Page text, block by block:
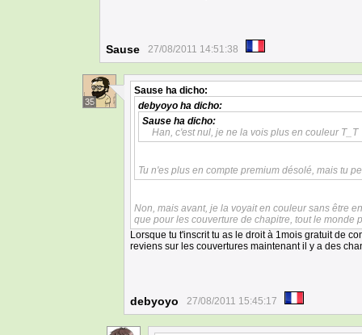
Sause 27/08/2011 14:51:38
35
Sause ha dicho:
debyoyo ha dicho:
Sause ha dicho:
Han, c'est nul, je ne la vois plus en couleur T_T
Tu n'es plus en compte premium désolé, mais tu
Non, mais avant, je la voyait en couleur sans être
que pour les couverture de chapitre, tout le monde
Lorsque tu t'inscrit tu as le droit à 1mois gratuit de
reviens sur les couvertures maintenant il y a des
debyoyo 27/08/2011 15:45:17